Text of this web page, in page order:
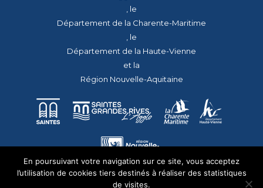
, le
Département de la Charente-Maritime
, le
Département de la Haute-Vienne
et la
Région Nouvelle-Aquitaine
En poursuivant votre navigation sur ce site, vous acceptez
l’utilisation de cookies tiers destinés à réaliser des statistiques
de visites.